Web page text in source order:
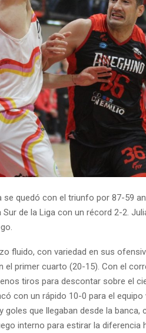
se quedó con el triunfo por 87-59
de la Liga con un récord 2-2.
fluido, con variedad en sus
el primer cuarto (20-15). Con el
tiros para descontar sobre el
con un rápido 10-0 para el equipo
que llegaban desde la banca,
interno para estirar la